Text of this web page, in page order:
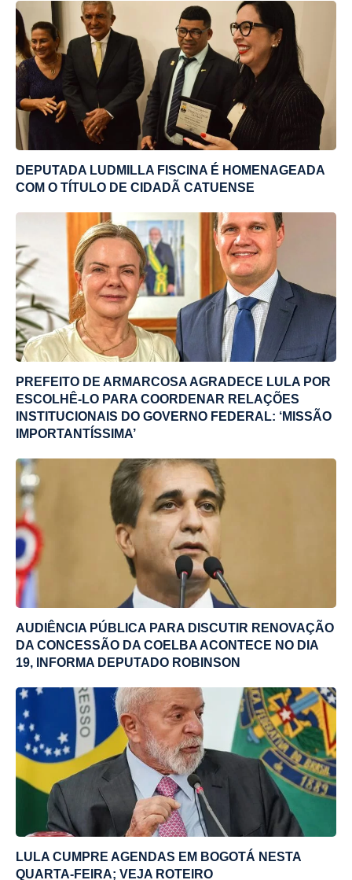
DEPUTADA LUDMILLA FISCINA É HOMENAGEADA
COM O TÍTULO DE CIDADÃ CATUENSE
PREFEITO DE ARMARCOSA AGRADECE LULA POR
ESCOLHÊ-LO PARA COORDENAR RELAÇÕES
INSTITUCIONAIS DO GOVERNO FEDERAL: ‘MISSÃO
IMPORTANTÍSSIMA’
AUDIÊNCIA PÚBLICA PARA DISCUTIR RENOVAÇÃO
DA CONCESSÃO DA COELBA ACONTECE NO DIA
19, INFORMA DEPUTADO ROBINSON
LULA CUMPRE AGENDAS EM BOGOTÁ NESTA
QUARTA-FEIRA; VEJA ROTEIRO